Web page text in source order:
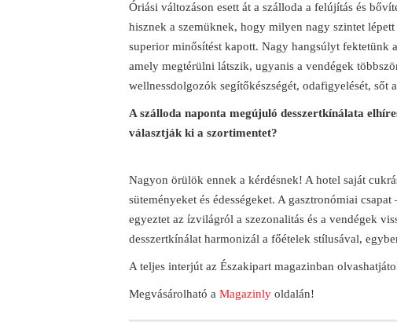
Óriási változáson esett át a szálloda a felújítás és
hisznek a szemüknek, hogy milyen nagy szintet
superior minősítést kapott. Nagy hangsúlyt fektetünk
amely megtérülni látszik, ugyanis a vendégek
wellnessdolgozók segítőkészségét, odafigyelését, sőt
A szálloda naponta megújuló desszertkínálata
választják ki a szortimentet?
Nagyon örülök ennek a kérdésnek! A hotel saját
süteményeket és édességeket. A gasztronómiai
egyeztet az ízvilágról a szezonalitás és a vendégek
desszertkínálat harmonizál a főételek stílusával,
A teljes interjút az Északipart magazinban
Megvásárolható aMagazinlyoldalán!